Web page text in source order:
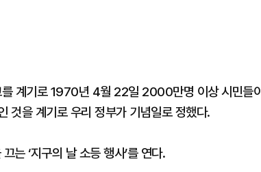
를 계기로 1970년 4월 22일 2000만명 이상 시민들이
것을 계기로 우리 정부가 기념일로 정했다.
는 ‘지구의 날 소등 행사’를 연다.